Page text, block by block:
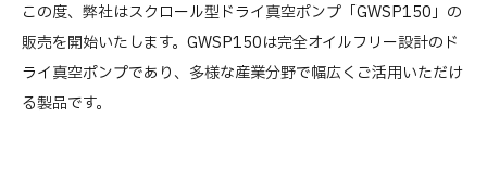
この度、弊社はスクロール型ドライ真空ポンプ「GWSP150」の
販売を開始いたします。GWSP150は完全オイルフリー設計のド
ライ真空ポンプであり、多様な産業分野で幅広くご活用いただけ
る製品です。